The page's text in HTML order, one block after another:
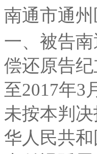
南通市通
一、被告
偿还原告
至2017年3
未按本判
华人民共